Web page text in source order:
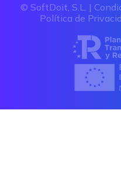
© SoftDoit, S.L. |
Política de